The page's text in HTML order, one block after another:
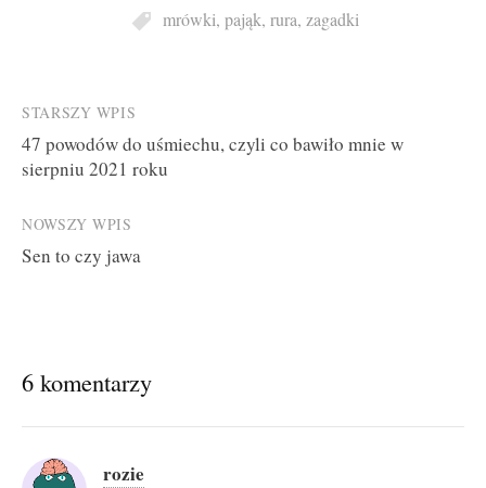
mrówki, pająk, rura, zagadki
Post
navigation
STARSZY WPIS
47 powodów do uśmiechu, czyli co bawiło mnie w
sierpniu 2021 roku
NOWSZY WPIS
Sen to czy jawa
6 komentarzy
rozie